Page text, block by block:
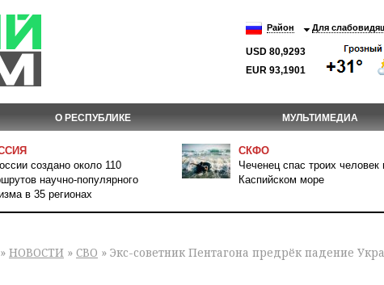
Район Для
USD 80,9293
EUR 93,1901
О РЕСПУБЛИКЕ МУЛЬТИМЕДИА
создано около 110
научно-популярного
в 35 регионах
СКФО
Чеченец спас троих человек
Каспийском море
» НОВОСТИ » СВО » Экс-советник Пентагона предрёк падение